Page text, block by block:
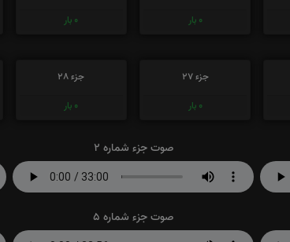
0 بار
0 بار
جزء 27
0 بار
جزء 28
0 بار
صوت جزء شماره 2
صوت جزء شماره 5